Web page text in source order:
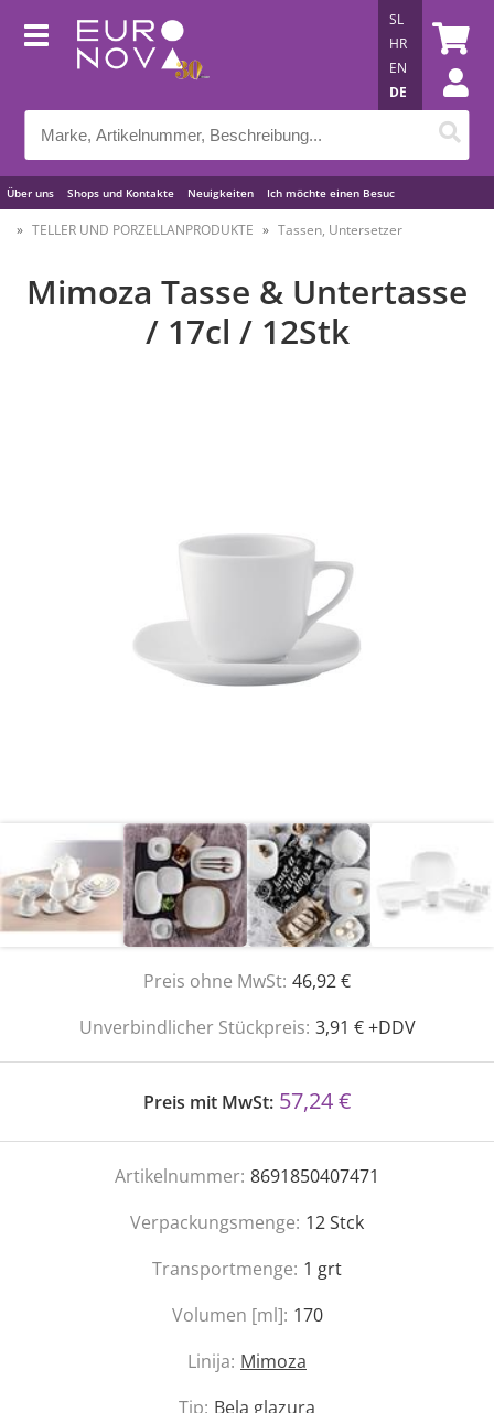
Über uns Shops und Kontakte Neuigkeiten Ich möchte einen Besuc
Nützliche Tipps
SL
HR
EN
DE
TELLER UND PORZELLANPRODUKTE Tassen, Untersetzer
Mimoza Tasse & Untertasse
/ 17cl / 12Stk
Preis ohne MwSt: 46,92 €
Unverbindlicher Stückpreis: 3,91 € +DDV
Preis mit MwSt: 57,24 €
Artikelnummer: 8691850407471
Verpackungsmenge: 12Stck
Transportmenge: 1 grt
Volumen [ml]: 170
Linija: Mimoza
Tip: Bela glazura